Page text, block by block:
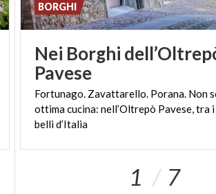
Nei Borghi
Pavese
Fortunago. Zavattarello. Porana. Non
ottima cucina: nell’Oltrepò Pavese, tra
belli d’Italia
BORGHI
1 7